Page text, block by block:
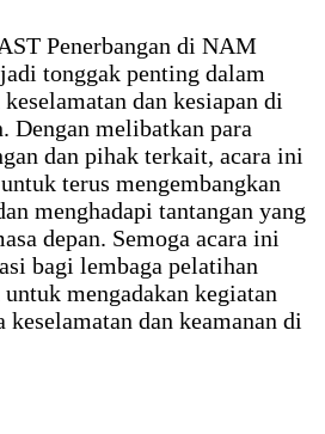
Penerbangan di NAM
tonggak penting dalam
dan kesiapan di
Dengan melibatkan para
dan pihak terkait, acara ini
terus mengembangkan
menghadapi tantangan yang
depan. Semoga acara ini
bagi lembaga pelatihan
mengadakan kegiatan
keselamatan dan keamanan di